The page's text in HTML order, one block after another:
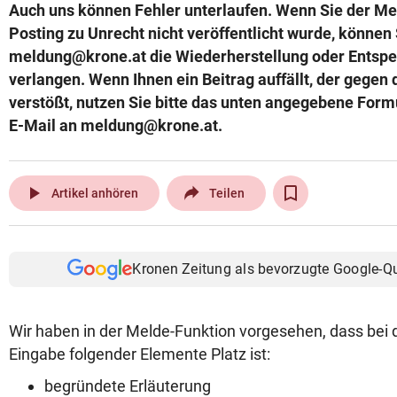
Auch uns können Fehler unterlaufen. Wenn Sie der
Posting zu Unrecht nicht veröffentlicht wurde, können
meldung@krone.at die Wiederherstellung oder
verlangen. Wenn Ihnen ein Beitrag auffällt, der gegen
verstößt, nutzen Sie bitte das unten angegebene
E-Mail an meldung@krone.at.
play_arrow Artikel anhören Teilen
Kronen Zeitung als bevorzugte Google-
Wir haben in der Melde-Funktion vorgesehen, dass bei
Eingabe folgender Elemente Platz ist:
begründete Erläuterung